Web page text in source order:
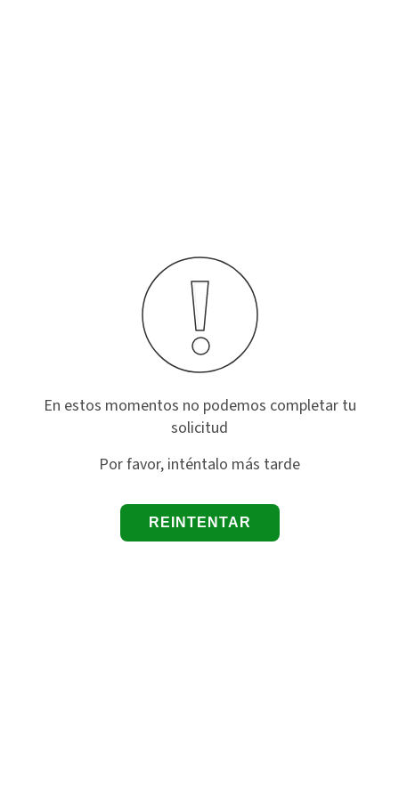
En estos momentos no podemos completar tu
solicitud
Por favor, inténtalo más tarde
REINTENTAR